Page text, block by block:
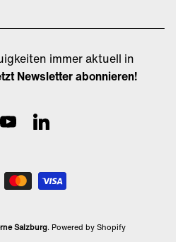
immer aktuell in
Newsletter abonnieren!
Salzburg. Powered by Shopify